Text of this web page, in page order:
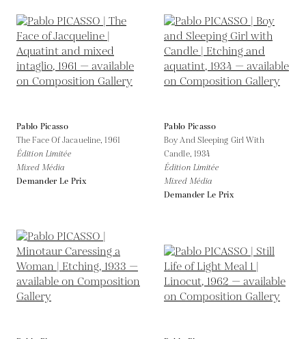
Pablo Picasso
The Face Of Jacaueline,1961
Édition Limitée
Mixed Média
Demander Le Prix
Pablo Picasso
Boy And Sleeping Girl With
Candle, 1934
Édition Limitée
Mixed Média
Demander Le Prix